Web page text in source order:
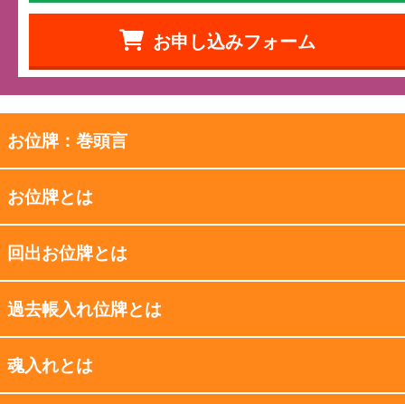
お申し込みフォーム
お位牌：巻頭言
お位牌とは
回出お位牌とは
過去帳入れ位牌とは
魂入れとは